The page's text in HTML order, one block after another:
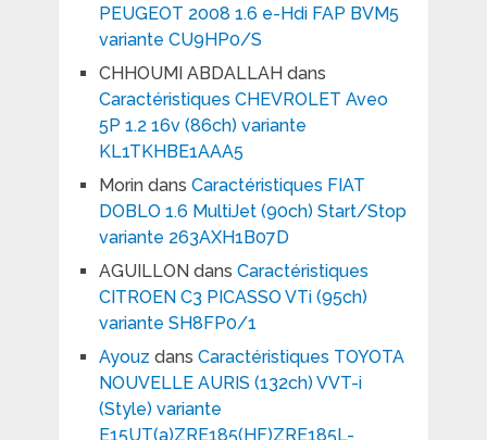
PEUGEOT 2008 1.6 e-Hdi FAP BVM5
variante CU9HP0/S
CHHOUMI ABDALLAH dans
Caractéristiques CHEVROLET Aveo
5P 1.2 16v (86ch) variante
KL1TKHBE1AAA5
Morindans Caractéristiques FIAT
DOBLO 1.6 MultiJet (90ch) Start/Stop
variante 263AXH1B07D
AGUILLON dans Caractéristiques
CITROEN C3 PICASSO VTi (95ch)
variante SH8FP0/1
Ayouz dans Caractéristiques TOYOTA
NOUVELLE AURIS (132ch) VVT-i
(Style) variante
E15UT(a)ZRE185(HF)ZRE185L-